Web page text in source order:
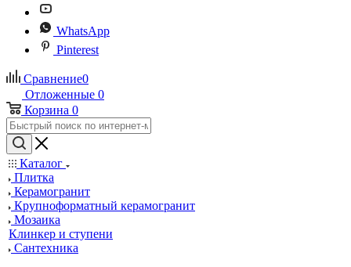
WhatsApp
Pinterest
Сравнение0
Отложенные 0
Корзина 0
Каталог
Плитка
Керамогранит
Крупноформатный керамогранит
Мозаика
Клинкер и ступени
Сантехника